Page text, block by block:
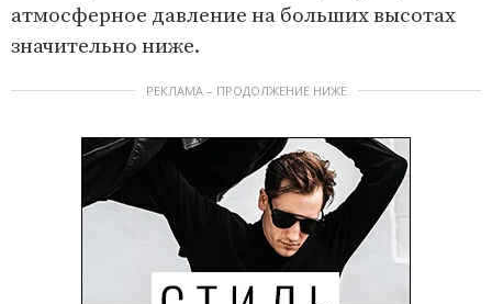
атмосферное давление на больших высотах
значительно ниже.
РЕКЛАМА – ПРОДОЛЖЕНИЕ НИЖЕ